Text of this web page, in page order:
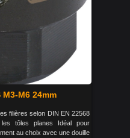
M6 24mm
filières selon DIN EN 22568
tôles planes Idéal pour
au choix avec une douille